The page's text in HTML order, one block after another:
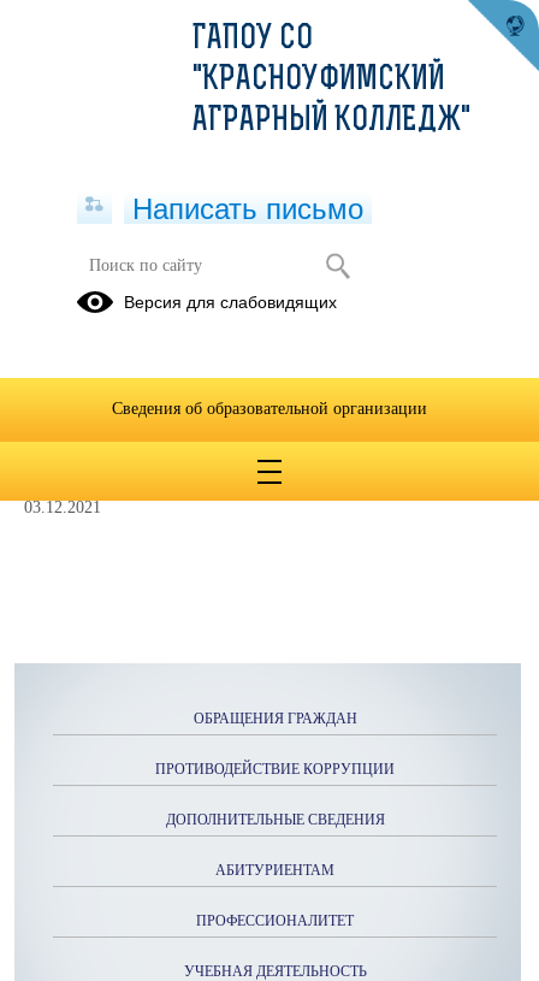
Декабрь
13 - 18
20 - 25
27 - 30
03.12.2021
ОБРАЩЕНИЯ ГРАЖДАН
ПРОТИВОДЕЙСТВИЕ КОРРУПЦИИ
ДОПОЛНИТЕЛЬНЫЕ СВЕДЕНИЯ
АБИТУРИЕНТАМ
ПРОФЕССИОНАЛИТЕТ
УЧЕБНАЯ ДЕЯТЕЛЬНОСТЬ
ГАПОУ СО
"КРАСНОУФИМСКИЙ
АГРАРНЫЙ КОЛЛЕДЖ"
Написать письмо
Версия для слабовидящих
Сведения об образовательной организации